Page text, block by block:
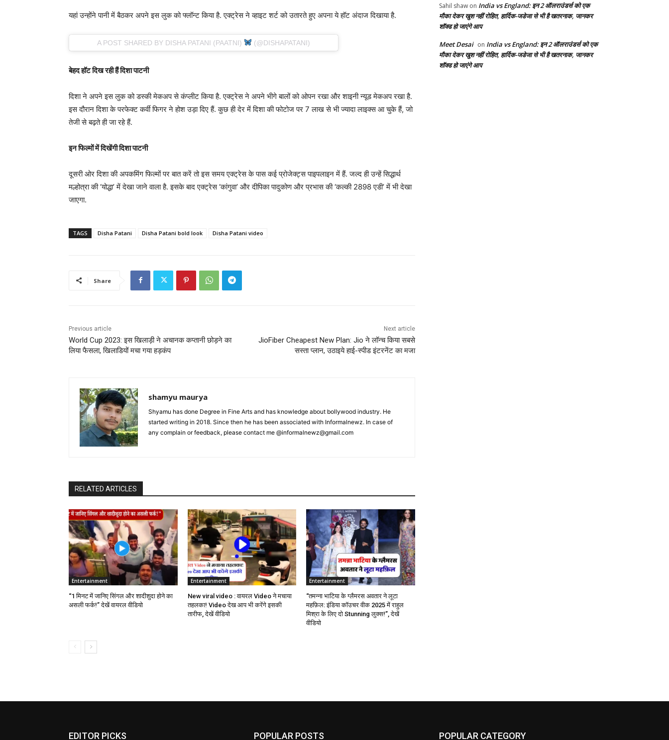
यहां उन्होंने पानी में बैठकर अपने इस लुक को फ्लॉन्ट किया है. एक्ट्रेस ने व्हाइट शर्ट को उतारते हुए अपना ये हॉट अंदाज दिखाया है.
A POST SHARED BY DISHA PATANI (PAATNI) (@DISHAPATANI)
बेहद हॉट दिख रही हैं दिशा पाटनी
दिशा ने अपने इस लुक को डस्की मेकअप से कंप्लीट किया है. एक्ट्रेस ने अपने भीगे बालों को ओपन रखा और शाइनी न्यूड मेकअप रखा है.
इस दौरान दिशा के परफेक्ट कर्वी फिगर ने होश उड़ा दिए हैं. कुछ ही देर में दिशा की फोटोज पर 7 लाख से भी ज्यादा लाइक्स आ चुके हैं, जो
तेजी से बढ़ते ही जा रहे हैं.
इन फिल्मों में दिखेंगी दिशा पाटनी
दूसरी ओर दिशा की अपकमिंग फिल्मों पर बात करें तो इस समय एक्ट्रेस के पास कई प्रोजेक्ट्स पाइपलाइन में हैं. जल्द ही उन्हें सिद्धार्थ
मल्होत्रा की ‘योद्धा’ में देखा जाने वाला है. इसके बाद एक्ट्रेस ‘कांगुवा’ और दीपिका पादुकोण और प्रभास की ‘कल्की 2898 एडी’ में भी देखा
जाएगा.
TAGS Disha Patani Disha Patani bold look Disha Patani video
Share
Previous article
World Cup 2023: इस खिलाड़ी ने अचानक कप्तानी छोड़ने का
लिया फैसला, खिलाडियों मचा गया हड़कंप
Next article
JioFiber Cheapest New Plan: Jio ने लॉन्च किया सबसे
सस्ता प्लान, उठाइये हाई-स्पीड इंटरनेंट का मजा
shamyu maurya
Shyamu has done Degree in Fine Arts and has knowledge about bollywood industry. He
started writing in 2018. Since then he has been associated with Informalnewz. In case of
any complain or feedback, please contact me @informalnewz@gmail.com
RELATED ARTICLES
Entertainment
“1 मिनट में जानिए सिंगल और शादीशुदा होने का
असली फर्क!” देखें वायरल वीडियो
Entertainment
New viral video : वायरल Video ने मचाया
तहलका! Video देख आप भी करेंगे इसकी
तारीफ, देखें वीडियो
Entertainment
“तमन्ना भाटिया के ग्लैमरस अवतार ने लूटा
महफ़िल: इंडिया कॉउचर वीक 2025 में राहुल
मिश्रा के लिए दो Stunning लुक्स!”, देखें
वीडियो
Sahil shaw on India vs England: इन 2 ऑलराउंडर्स को एक
मौका देकर खुश नहीं रोहित, हार्दिक-जडेजा से भी है खतरनाक, जानकर
शॉक्ड हो जाएंगे आप
Meet Desai on India vs England: इन 2 ऑलराउंडर्स को एक
मौका देकर खुश नहीं रोहित, हार्दिक-जडेजा से भी है खतरनाक, जानकर
शॉक्ड हो जाएंगे आप
EDITOR PICKS POPULAR POSTS POPULAR CATEGORY